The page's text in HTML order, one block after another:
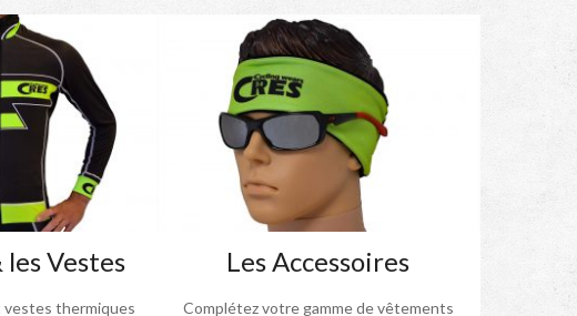
les Vestes
thermiques
Les Accessoires
Complétez votre gamme de vêtements